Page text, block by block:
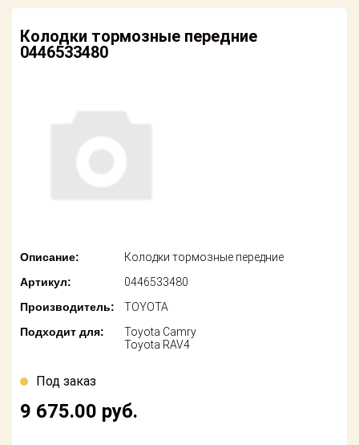
Оплата
Возврат
Контакты
американских
Онлайн каталоги
Доставка
Возврат
Партнерство и
сотрудничество
Колодки тормозные передние
0446533480
Описание:
Колодки тормозные передние
Артикул:
0446533480
Производитель:
TOYOTA
Подходит для:
Toyota Camry
Toyota RAV4
Под заказ
9 675.00 руб.